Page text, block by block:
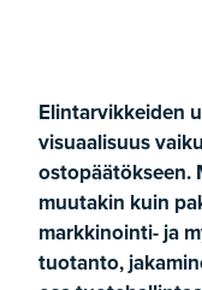
Elintarvikkeiden
visuaalisuus
ostopäätökseen.
muutakin kuin
markkinointi- ja
tuotanto,